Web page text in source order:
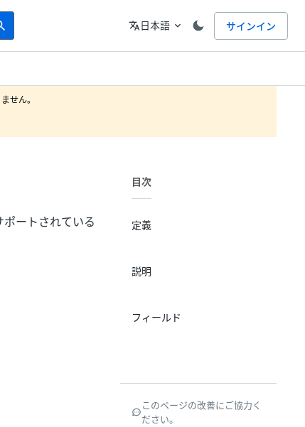
言語
translate日本語 expand_more サインイン
せん。
ートされている
目次
定義
説明
フィールド
このページの改善にご協力く
ださい。